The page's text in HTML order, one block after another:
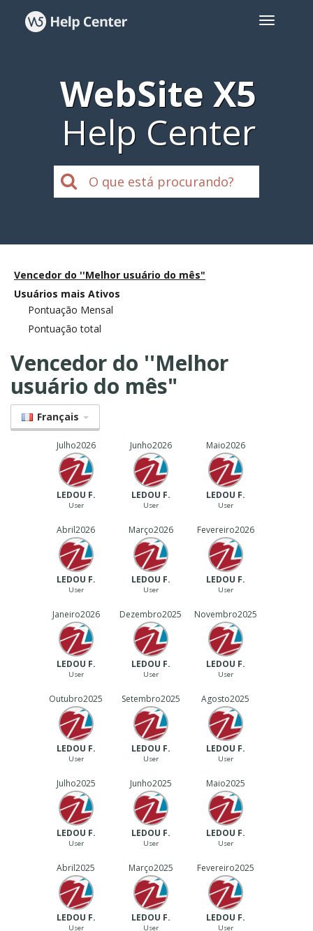
WebSite X5
Help Center
Vencedor do ''Melhor usuário do mês"
Usuários mais Ativos
Pontuação Mensal
Pontuação total
Vencedor do ''Melhor
usuário do mês"
Français
Julho2026
LEDOU F.
User
Junho2026
LEDOU F.
User
Maio2026
LEDOU F.
User
Abril2026
LEDOU F.
User
Março2026
LEDOU F.
User
Fevereiro2026
LEDOU F.
User
Janeiro2026
LEDOU F.
User
Dezembro2025
LEDOU F.
User
Novembro2025
LEDOU F.
User
Outubro2025
LEDOU F.
User
Setembro2025
LEDOU F.
User
Agosto2025
LEDOU F.
User
Julho2025
LEDOU F.
User
Junho2025
LEDOU F.
User
Maio2025
LEDOU F.
User
Abril2025
LEDOU F.
User
Março2025
LEDOU F.
User
Fevereiro2025
LEDOU F.
User